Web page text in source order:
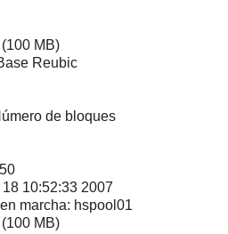
MB)
Reubic
de bloques
10:52:33 2007
marcha: hspool01
MB)